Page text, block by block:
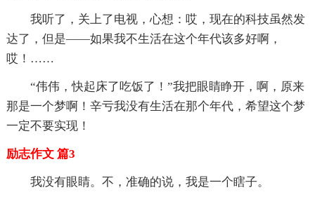
我听了，关上了电视，心想：哎，现在的科技虽然发
达了，但是——如果我不生活在这个年代该多好啊，
哎！……
“伟伟，快起床了吃饭了！”我把眼睛睁开，啊，原来
那是一个梦啊！辛亏我没有生活在那个年代，希望这个梦
一定不要实现！
励志作文 篇3
我没有眼睛。不，准确的说，我是一个瞎子。